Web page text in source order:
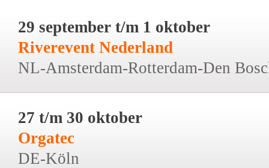
29 september t/m 1 oktober
Riverevent Nederland
NL-Amsterdam-Rotterdam-Den
27 t/m 30 oktober
Orgatec
DE-Köln